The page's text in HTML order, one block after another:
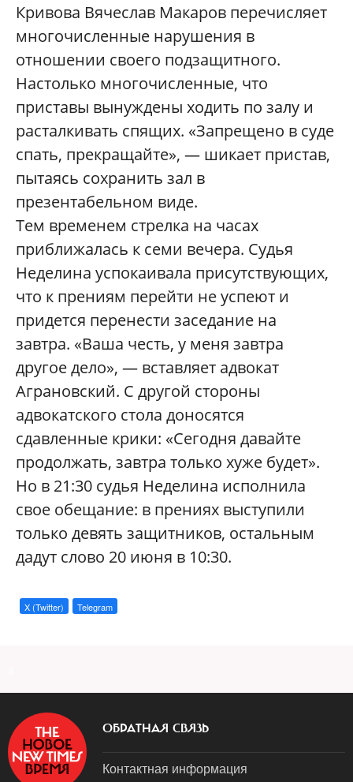
Кривова Вячеслав Макаров перечисляет
многочисленные нарушения в
отношении своего подзащитного.
Настолько многочисленные, что
приставы вынуждены ходить по залу и
расталкивать спящих. «Запрещено в суде
спать, прекращайте», — шикает пристав,
пытаясь сохранить зал в
презентабельном виде.
Тем временем стрелка на часах
приближалась к семи вечера. Судья
Неделина успокаивала присутствующих,
что к прениям перейти не успеют и
придется перенести заседание на
завтра. «Ваша честь, у меня завтра
другое дело», — вставляет адвокат
Аграновский. С другой стороны
адвокатского стола доносятся
сдавленные крики: «Сегодня давайте
продолжать, завтра только хуже будет».
Но в 21:30 судья Неделина исполнила
свое обещание: в прениях выступили
только девять защитников, остальным
дадут слово 20 июня в 10:30.
X (Twitter) Telegram
ОБРАТНАЯ СВЯЗЬ
Контактная информация